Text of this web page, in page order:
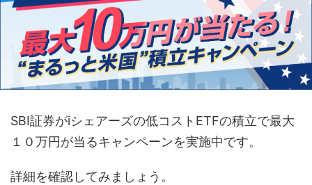
SBI証券がiシェアーズの低コストETFの積立で最大
１０万円が当るキャンペーンを実施中です。
詳細を確認してみましょう。